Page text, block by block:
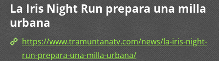
La Iris Night Run prepara una milla
urbana
https://www.tramuntanatv.com/news/la-iris-night-
run-prepara-una-milla-urbana/